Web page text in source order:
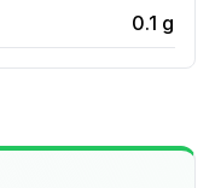
0.1 g